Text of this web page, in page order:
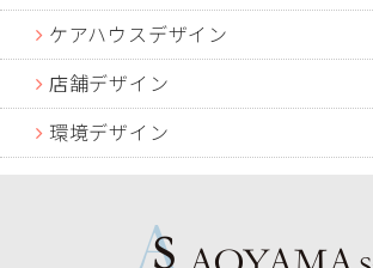
ケアハウスデザイン
店舗デザイン
環境デザイン